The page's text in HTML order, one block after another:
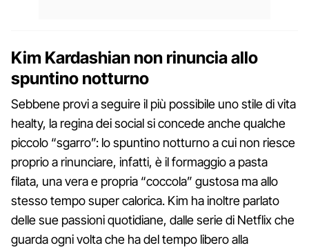
Kim Kardashian non rinuncia allo
spuntino notturno
Sebbene provi a seguire il più possibile uno stile di vita
healty, la regina dei social si concede anche qualche
piccolo “sgarro”: lo spuntino notturno a cui non riesce
proprio a rinunciare, infatti, è il formaggio a pasta
filata, una vera e propria “coccola” gustosa ma allo
stesso tempo super calorica. Kim ha inoltre parlato
delle sue passioni quotidiane, dalle serie di Netflix che
guarda ogni volta che ha del tempo libero alla